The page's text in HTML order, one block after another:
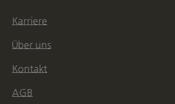
Karriere
Über uns
Kontakt
AGB